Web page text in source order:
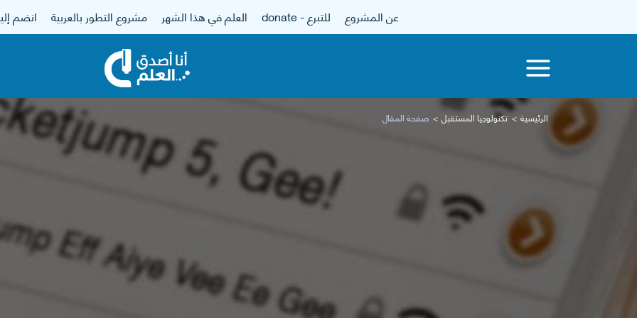
عن المشروع للتبرع - donate العلم في هذا الشهر مشروع التطور بالعربية انضم
الرئيسية تكنولوجيا المستقبل صفحة المقال